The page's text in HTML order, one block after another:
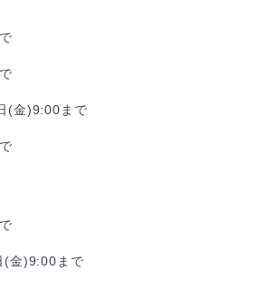
(金)9:00まで
(金)9:00まで